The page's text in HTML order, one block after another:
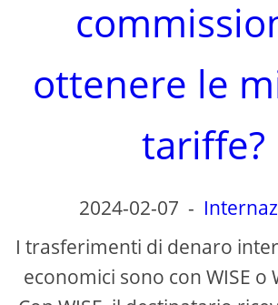
e
ottenere le
tariffe?
2024-02-07 -
I trasferimenti di denaro
economici sono con WISE o